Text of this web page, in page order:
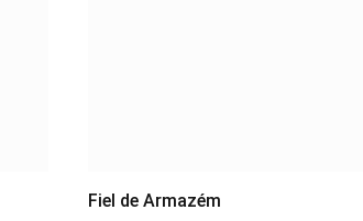
Fiel de Armazém